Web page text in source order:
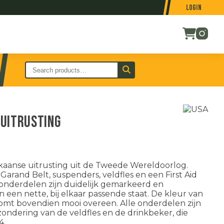
Login
uitrusting
uitrusting uit de Tweede Wereldoorlog.
Belt, suspenders, veldfles en een First Aid
zijn duidelijk gemarkeerd en
nette, bij elkaar passende staat. De kleur van
bovendien mooi overeen. Alle onderdelen zijn
van de veldfles en de drinkbeker, die